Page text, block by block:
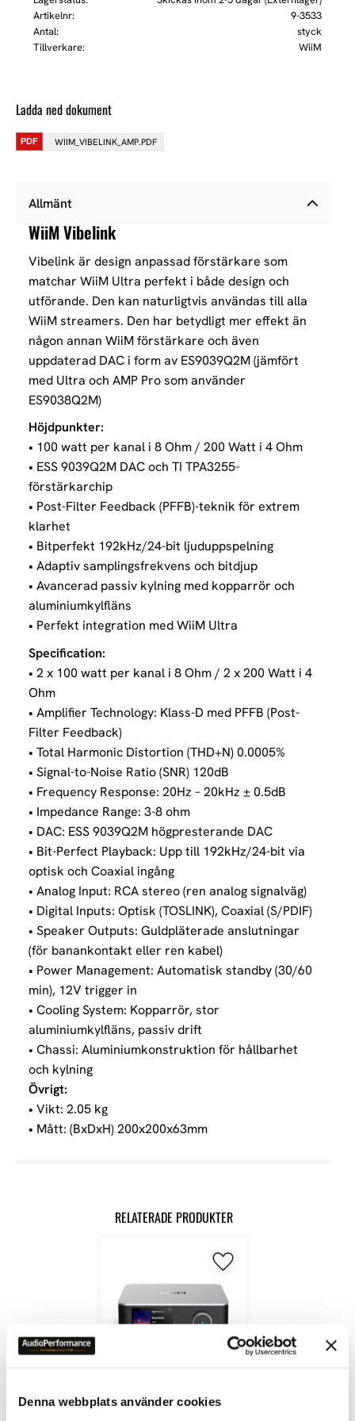
Denna webbplats använder cookies
Artikelnr
9-3533
Antal
styck
Tillverkare
WiiM
Ladda ned dokument
WIIM_VIBELINK_AMP.PDF
Allmänt
WiiM Vibelink
Vibelink är design anpassad förstärkare som
matchar WiiM Ultra perfekt i både design och
utförande. Den kan naturligtvis användas till alla
WiiM streamers. Den har betydligt mer effekt än
någon annan WiiM förstärkare och även
uppdaterad DAC i form av ES9039Q2M (jämfört
med Ultra och AMP Pro som använder
ES9038Q2M)
Höjdpunkter:
• 100 watt per kanal i 8 Ohm / 200 Watt i 4 Ohm
• ESS 9039Q2M DAC och TI TPA3255-
förstärkarchip
• Post-Filter Feedback (PFFB)-teknik för extrem
klarhet
• Bitperfekt 192kHz/24-bit ljuduppspelning
• Adaptiv samplingsfrekvens och bitdjup
• Avancerad passiv kylning med kopparrör och
aluminiumkylfläns
• Perfekt integration med WiiM Ultra
Specification:
• 2 x 100 watt per kanal i 8 Ohm / 2 x 200 Watt i 4
Ohm
• Amplifier Technology: Klass-D med PFFB (Post-
Filter Feedback)
• Total Harmonic Distortion (THD+N) 0.0005%
• Signal-to-Noise Ratio (SNR) 120dB
• Frequency Response: 20Hz – 20kHz ± 0.5dB
• Impedance Range: 3-8 ohm
• DAC: ESS 9039Q2M högpresterande DAC
• Bit-Perfect Playback: Upp till 192kHz/24-bit via
optisk och Coaxial ingång
• Analog Input: RCA stereo (ren analog signalväg)
• Digital Inputs: Optisk (TOSLINK), Coaxial (S/PDIF)
• Speaker Outputs: Guldpläterade anslutningar
(för banankontakt eller ren kabel)
• Power Management: Automatisk standby (30/60
min), 12V trigger in
• Cooling System: Kopparrör, stor
aluminiumkylfläns, passiv drift
• Chassi: Aluminiumkonstruktion för hållbarhet
och kylning
Övrigt:
• Vikt: 2.05 kg
• Mått: (BxDxH) 200x200x63mm
RELATERADE PRODUKTER
Lägg till i favoriter